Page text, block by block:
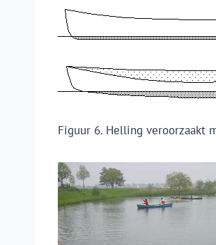
Figuur 6. Helling veroorzaakt